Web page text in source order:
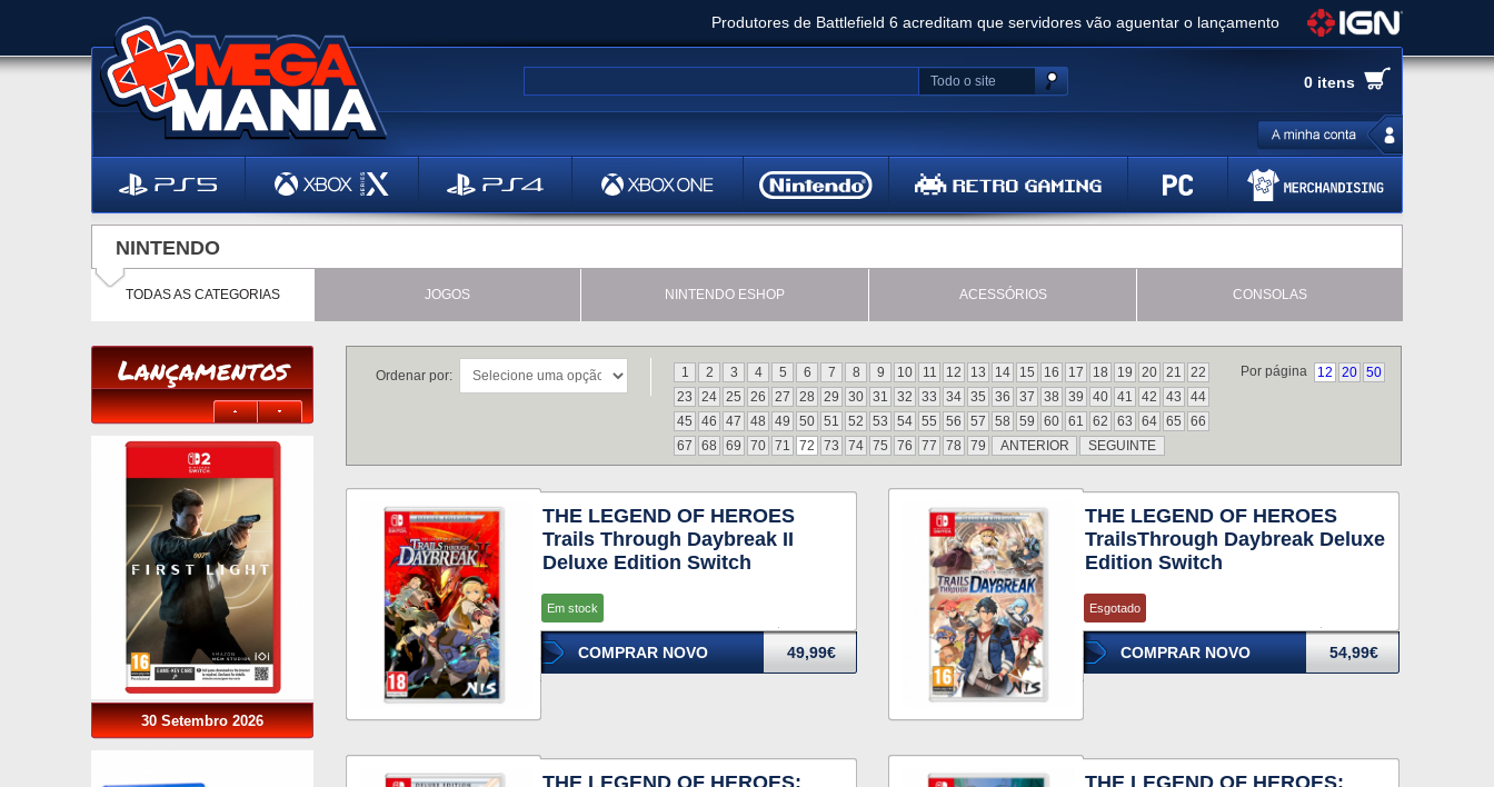
Produtores de Battlefield 6 acreditam que servidores vão aguentar o lançamento
Clair Obscur: Expedition 33 já vendeu 5 milhões de cópias e vai receber novo conteúdo
Ghost of Yotei - Análise
Metal Gear Solid Delta: Snake Eater - Análise
Bethesda anuncia livestream para o Fallout Day
0 itens
Todo o site
NINTENDO
TODAS AS CATEGORIAS JOGOS NINTENDO ESHOP ACESSÓRIOS CONSOLAS
Lançamentos
30 Setembro 2026
Por página 12 20 50
1 2 3 4 5 6 7 8 9 10 11 12 13 14 15 16 17 18 19 20 21
22
23
24 25 26 27 28 29 30 31 32 33 34 35 36 37 38 39 40 41 42 43
44
45
46 47 48 49 50 51 52 53 54 55 56 57 58 59 60 61 62 63 64 65
66
67
68 69 70 71 72 73 74 75 76 77 78 79 ANTERIOR SEGUINTE
Ordenar por:
THE LEGEND OF HEROES
Trails Through Daybreak II
Deluxe Edition Switch
Em stock
COMPRAR NOVO 49,99€
THE LEGEND OF HEROES
TrailsThrough Daybreak Deluxe
Edition Switch
Esgotado
COMPRAR NOVO 54,99€
THE LEGEND OF HEROES:
THE LEGEND OF HEROES: